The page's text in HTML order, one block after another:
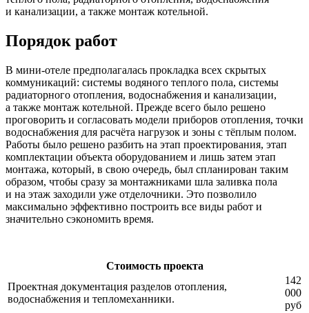
и канализации, а также монтаж котельной.
Порядок работ
В мини-отеле предполагалась прокладка всех скрытых
коммуникаций: системы водяного теплого пола, системы
радиаторного отопления, водоснабжения и канализации,
а также монтаж котельной. Прежде всего было решено
проговорить и согласовать модели приборов отопления, точки
водоснабжения для расчёта нагрузок и зоны с тёплым полом.
Работы было решено разбить на этап проектирования, этап
комплектации объекта оборудованием и лишь затем этап
монтажа, который, в свою очередь, был спланирован таким
образом, чтобы сразу за монтажниками шла заливка пола
и на этаж заходили уже отделочники. Это позволило
максимально эффективно построить все виды работ и
значительно сэкономить время.
Стоимость проекта
Проектная документация разделов отопления,
водоснабжения и тепломеханники.
142
000
руб